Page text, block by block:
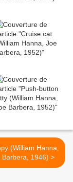
(William Hanna,
Joseph Barbera, 1946) >